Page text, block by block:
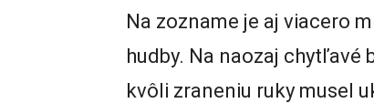
Na zozname je aj viacero
hudby. Na naozaj chytľavé
kvôli zraneniu ruky musel